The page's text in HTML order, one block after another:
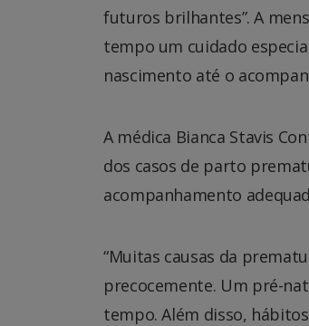
futuros brilhantes”. A
tempo um cuidado
nascimento até o
A médica Bianca Stavis
dos casos de parto
acompanhamento
“Muitas causas da
precocemente. Um pré-
tempo. Além disso,